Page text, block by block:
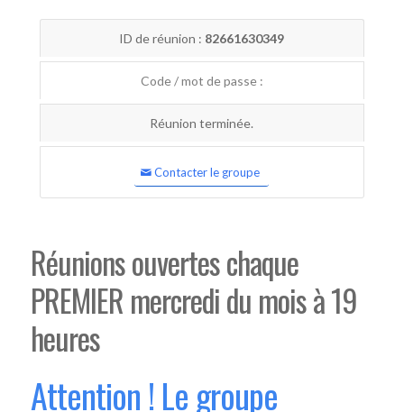
ID de réunion : 82661630349
Code / mot de passe :
Réunion terminée.
Contacter le groupe
Réunions ouvertes chaque
PREMIER mercredi du mois à 19
heures
Attention ! Le groupe